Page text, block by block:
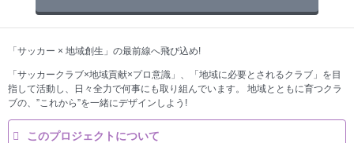
「サッカー × 地域創生」の最前線へ飛び込め!
「サッカークラブ×地域貢献×プロ意識」、「地域に必要とされるクラブ」を目
指して活動し、日々全力で何事にも取り組んでいます。 地域とともに育つクラ
ブの、”これから”を一緒にデザインしよう!
このプロジェクトについて